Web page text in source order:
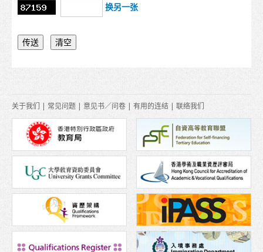
换另一张
关于我们 | 常见问题 | 意见书／问卷 | 有用的连结 | 联络我们